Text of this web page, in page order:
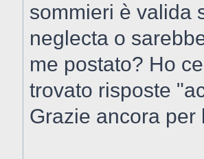
sommieri è valida
neglecta o
me postato? Ho
trovato risposte
Grazie ancora